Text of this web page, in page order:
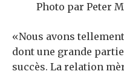
Photo par Peter
«Nous avons
dont une grande
succès. La relation